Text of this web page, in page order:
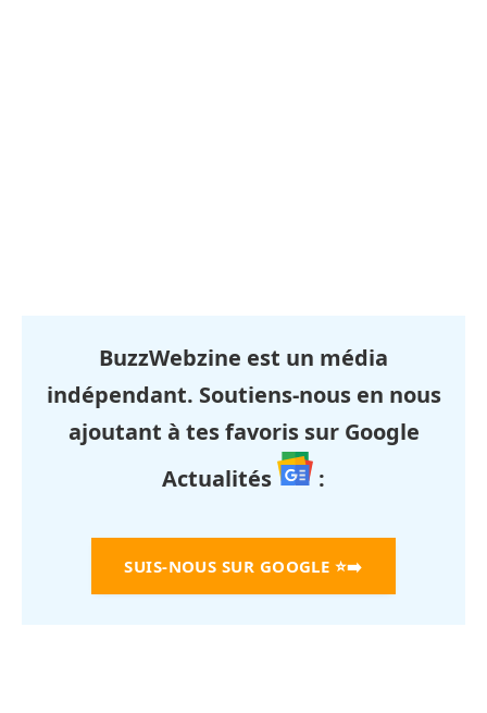
BuzzWebzine est un média
indépendant. Soutiens-nous en nous
ajoutant à tes favoris sur Google
Actualités
:
SUIS-NOUS SUR GOOGLE ⭐➡️